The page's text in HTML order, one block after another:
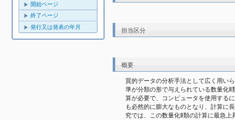
開始ページ
終了ページ
発行又は発表の年月
担当区分
概要
質的データの分析手法として広く用い
準が分類の形で与えられている数量化
算が必要で、コンピュータを使用する
も必然的に膨大なものとなり、計算に
究では、この数量化Ⅱ類の計算に最急